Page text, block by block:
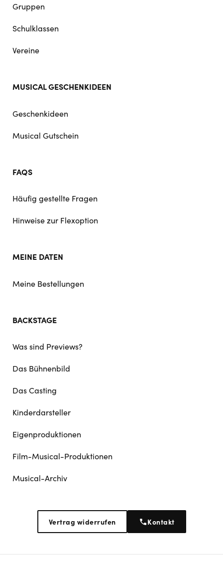
Gruppen
Schulklassen
Vereine
MUSICAL GESCHENKIDEEN
Geschenkideen
Musical Gutschein
FAQS
Häufig gestellte Fragen
Hinweise zur Flexoption
MEINE DATEN
Meine Bestellungen
BACKSTAGE
Was sind Previews?
Das Bühnenbild
Das Casting
Kinderdarsteller
Eigenproduktionen
Film-Musical-Produktionen
Musical-Archiv
Vertrag widerrufen Kontakt